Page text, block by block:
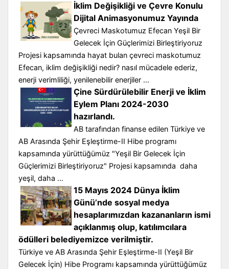
İklim Değişikliği ve Çevre Konulu
Dijital Animasyonumuz Yayında
Çevreci Maskotumuz Efecan Yeşil Bir
Gelecek İçin Güçlerimizi Birleştiriyoruz
Projesi kapsamında hayat bulan çevreci maskotumuz
Efecan, iklim değişikliği nedir? nasıl mücadele ederiz,
enerji verimliliği, yenilenebilir enerjiler ...
Çine Sürdürülebilir Enerji ve İklim
Eylem Planı 2024-2030
hazırlandı.
AB tarafından finanse edilen Türkiye ve
AB Arasında Şehir Eşleştirme-II Hibe programı
kapsamında yürüttüğümüz "Yeşil Bir Gelecek İçin
Güçlerimizi Birleştiriyoruz" Projesi kapsamında daha
yeşil, daha ...
15 Mayıs 2024 Dünya İklim
Günü’nde sosyal medya
hesaplarımızdan kazananların ismi
açıklanmış olup, katılımcılara
ödülleri belediyemizce verilmiştir.
Türkiye ve AB Arasında Şehir Eşleştirme-II (Yeşil Bir
Gelecek İçin) Hibe Programı kapsamında yürüttüğümüz